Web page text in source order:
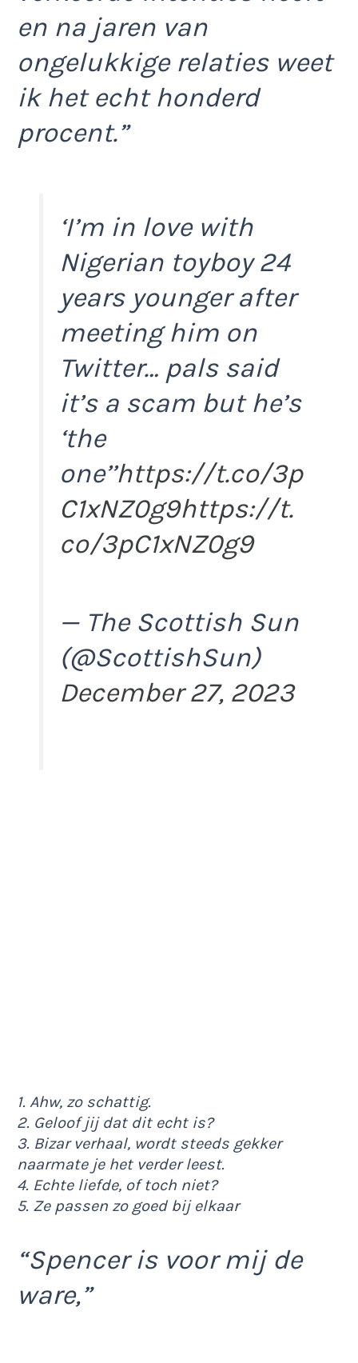
en na jaren van
ongelukkige relaties weet
ik het echt honderd
procent.”
‘I’m in love with
Nigerian toyboy 24
years younger after
meeting him on
Twitter… pals said
it’s a scam but he’s
‘the
one’’https://t.co/3p
C1xNZ0g9https://t.
co/3pC1xNZ0g9
— The Scottish Sun
(@ScottishSun)
December 27, 2023
1. Ahw, zo schattig.
2. Geloof jij dat dit echt is?
3. Bizar verhaal, wordt steeds gekker
naarmate je het verder leest.
4. Echte liefde, of toch niet?
5. Ze passen zo goed bij elkaar
“Spencer is voor mij de
ware,”